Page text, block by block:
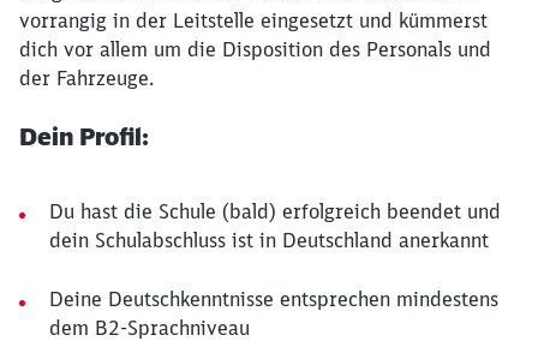
vorrangig in der Leitstelle eingesetzt und kümmerst
dich vor allem um die Disposition des Personals und
der Fahrzeuge.
Dein Profil:
Du hast die Schule (bald) erfolgreich beendet und
dein Schulabschluss ist in Deutschland anerkannt
Deine Deutschkenntnisse entsprechen mindestens
dem B2-Sprachniveau